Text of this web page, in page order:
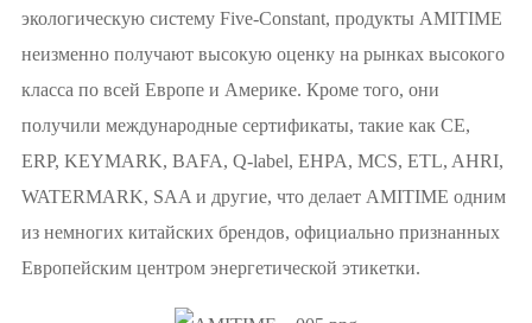
экологическую систему Five-Constant, продукты AMITIME
неизменно получают высокую оценку на рынках высокого
класса по всей Европе и Америке. Кроме того, они
получили международные сертификаты, такие как CE,
ERP, KEYMARK, BAFA, Q-label, EHPA, MCS, ETL, AHRI,
WATERMARK, SAA и другие, что делает AMITIME одним
из немногих китайских брендов, официально признанных
Европейским центром энергетической этикетки.